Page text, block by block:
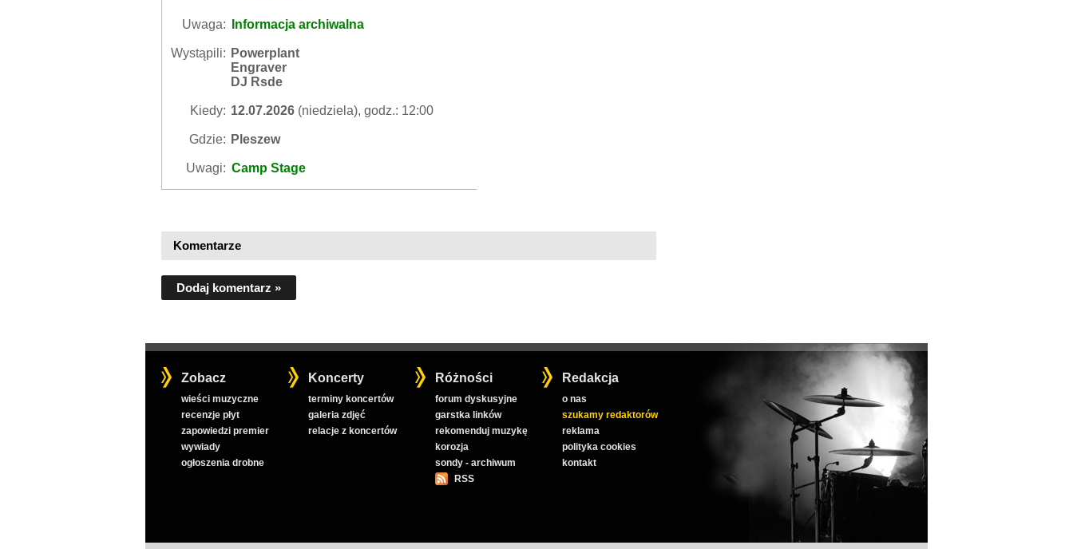
Uwaga: Informacja archiwalna
Wystąpili: Powerplant
Engraver
DJ Rsde
Kiedy: 12.07.2026(niedziela), godz.: 12:00
Gdzie: Pleszew
Uwagi: Camp Stage
Komentarze
Dodaj komentarz »
Zobacz
wieści muzyczne
recenzje płyt
zapowiedzi premier
wywiady
ogłoszenia drobne
Koncerty
terminy koncertów
galeria zdjęć
relacje z koncertów
Różności
forum dyskusyjne
garstka linków
rekomenduj muzykę
korozja
sondy - archiwum
RSS
Redakcja
o nas
szukamy redaktorów
reklama
polityka cookies
kontakt